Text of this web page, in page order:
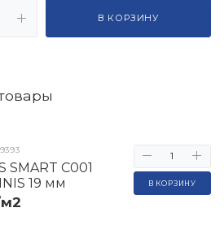
В КОРЗИНУ
SMART C001
19 мм
м2
В КОРЗИНУ